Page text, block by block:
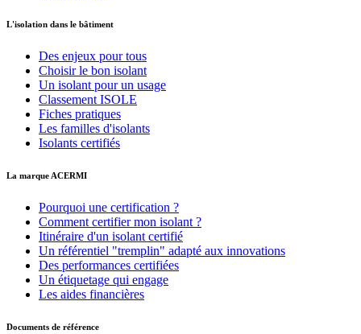
L'isolation dans le bâtiment
Des enjeux pour tous
Choisir le bon isolant
Un isolant pour un usage
Classement ISOLE
Fiches pratiques
Les familles d'isolants
Isolants certifiés
La marque ACERMI
Pourquoi une certification ?
Comment certifier mon isolant ?
Itinéraire d'un isolant certifié
Un référentiel "tremplin" adapté aux innovations
Des performances certifiées
Un étiquetage qui engage
Les aides financières
Documents de référence